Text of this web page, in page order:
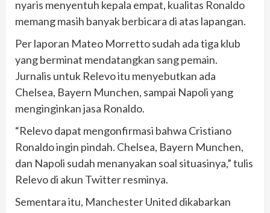
nyaris menyentuh kepala empat, kualitas Ronaldo
memang masih banyak berbicara di atas lapangan.
Per laporan Mateo Morretto sudah ada tiga klub
yang berminat mendatangkan sang pemain.
Jurnalis untuk Relevo itu menyebutkan ada
Chelsea, Bayern Munchen, sampai Napoli yang
menginginkan jasa Ronaldo.
“Relevo dapat mengonfirmasi bahwa Cristiano
Ronaldo ingin pindah. Chelsea, Bayern Munchen,
dan Napoli sudah menanyakan soal situasinya,” tulis
Relevo di akun Twitter resminya.
Sementara itu, Manchester United dikabarkan